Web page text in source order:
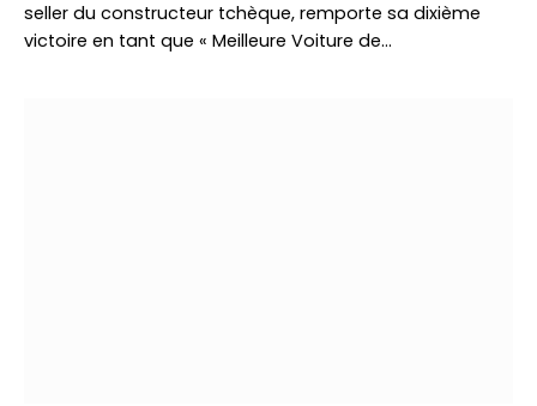
seller du constructeur tchèque, remporte sa dixième
victoire en tant que « Meilleure Voiture de…